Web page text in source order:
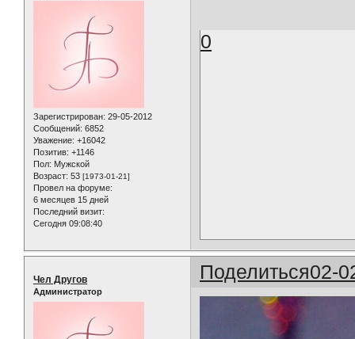
Зарегистрирован: 29-05-2012
Сообщений: 6852
Уважение: +16042
Позитив: +1146
Пол: Мужской
Возраст: 53 [1973-01-21]
Провел на форуме:
6 месяцев 15 дней
Последний визит:
Сегодня 09:08:40
0
Поделиться02-
Чел Другов
Администратор